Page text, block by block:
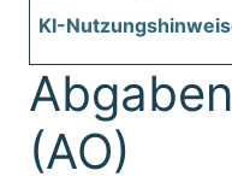
KI-
(AO)